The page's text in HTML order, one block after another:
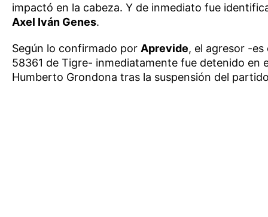
impactó en la cabeza. Y de inmediato fue
Axel Iván Genes.
Según lo confirmado por Aprevide, el agresor -
58361 de Tigre- inmediatamente fue detenido en
Humberto Grondona tras la suspensión del